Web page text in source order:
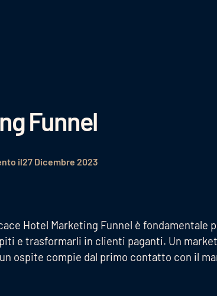
Funnel
il27 Dicembre 2023
Hotel Marketing Funnel è fondamentale
e trasformarli in clienti paganti. Un
ospite compie dal primo contatto con il